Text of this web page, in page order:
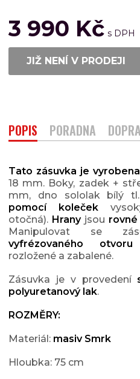
3 990 Kč
JIŽ NENÍ V PRODEJI
POPIS PORADNA
Tato zásuvka je
18 mm. Boky, zadek +
mm, dno sololak bílý
pomocí koleček
otočná). Hranyjsou rovné
Manipulovat se
vyfrézovaného
rozložené a zabalené.
Zásuvka je v provedení
polyuretanový lak.
ROZMĚRY:
Materiál: masiv Smrk
Hloubka: 75 cm